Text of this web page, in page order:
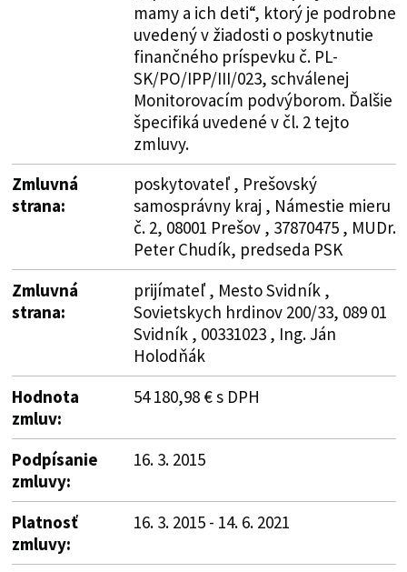
mamy a ich deti“, ktorý je podrobne
uvedený v žiadosti o poskytnutie
finančného príspevku č. PL-
SK/PO/IPP/III/023, schválenej
Monitorovacím podvýborom. Ďalšie
špecifiká uvedené v čl. 2 tejto
zmluvy.
Zmluvná
strana:
poskytovateľ , Prešovský
samosprávny kraj , Námestie mieru
č. 2, 08001 Prešov , 37870475 , MUDr.
Peter Chudík, predseda PSK
Zmluvná
strana:
prijímateľ , Mesto Svidník ,
Sovietskych hrdinov 200/33, 089 01
Svidník , 00331023 , Ing. Ján
Holodňák
Hodnota
zmluv:
54 180,98 € s DPH
Podpísanie
zmluvy:
16. 3. 2015
Platnosť
zmluvy:
16. 3. 2015 - 14. 6. 2021